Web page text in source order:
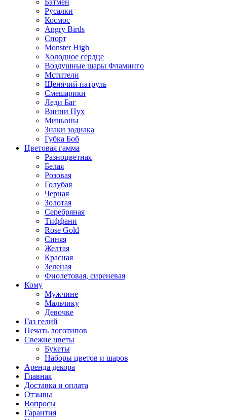
Бэтмен
Русалки
Космос
Angry Birds
Спорт
Monster High
Холодное сердце
Воздушные шары Фламинго
Мстители
Щенячий патруль
Смешарики
Леди Баг
Винни Пух
Миньоны
Знаки зодиака
Губка Боб
Цветовая гамма
Разноцветная
Белая
Розовая
Голубая
Черная
Золотая
Серебряная
Тиффани
Rose Gold
Синяя
Желтая
Красная
Зеленая
Фиолетовая, сиреневая
Кому
Мужчине
Мальчику
Девочке
Газ гелий
Печать логотипов
Свежие цветы
Букеты
Наборы цветов и шаров
Аренда декора
Главная
Доставка и оплата
Отзывы
Вопросы
Гарантия